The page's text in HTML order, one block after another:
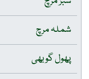
شملہ مرچ
پھول گوبھی